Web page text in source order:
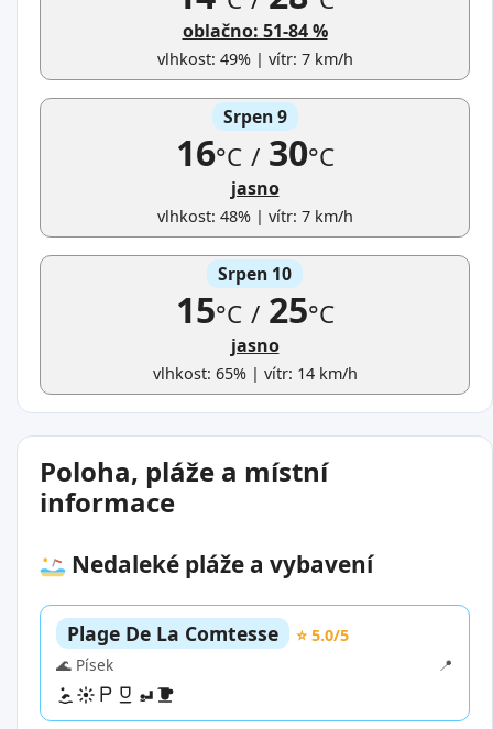
oblačno: 51-84 %
vlhkost: 49% | vítr: 7 km/h
Srpen 9
16°C /30°C
jasno
vlhkost: 48% | vítr: 7 km/h
Srpen 10
15°C /25°C
jasno
vlhkost: 65% | vítr: 14 km/h
Poloha, pláže a místní
informace
Nedaleké pláže a vybavení
Plage De La Comtesse
⭐ 5.0/5
🌊 Písek
📍